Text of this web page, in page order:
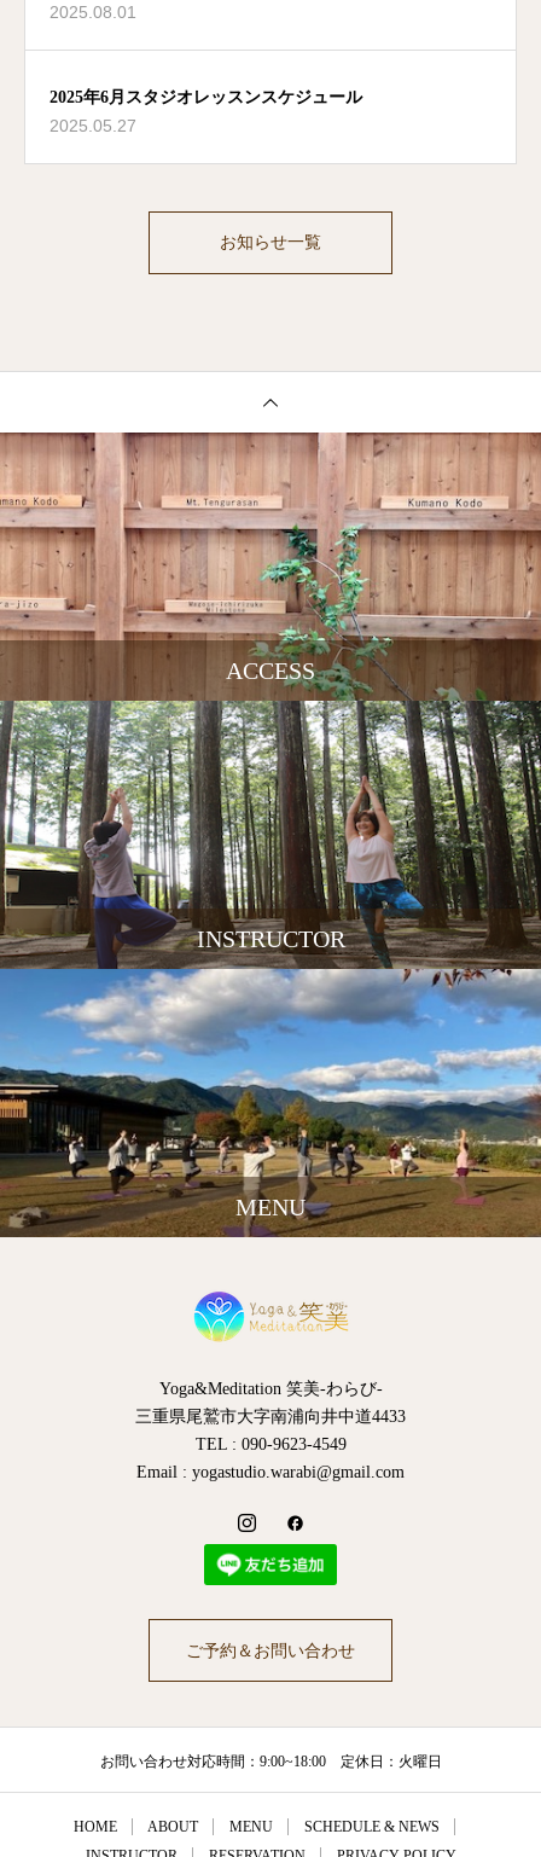
2025.08.01
2025年6月スタジオレッスンスケジュール
2025.05.27
お知らせ一覧
ACCESS
INSTRUCTOR
MENU
Yoga&Meditation 笑美-わらび-
三重県尾鷲市大字南浦向井中道4433
TEL : 090-9623-4549
Email : yogastudio.warabi@gmail.com
ご予約＆お問い合わせ
お問い合わせ対応時間：9:00~18:00 定休日：火曜日
HOME ABOUT MENU
SCHEDULE & NEWS